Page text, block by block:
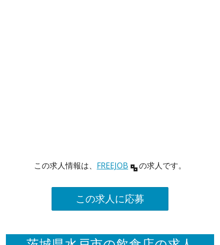
この求人情報は、 FREEJOB の求人です。
この求人に応募